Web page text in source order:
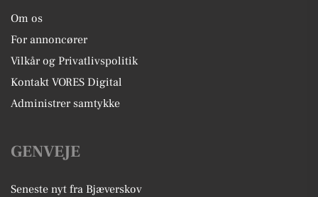
Om os
For annoncører
Vilkår og Privatlivspolitik
Kontakt VORES Digital
Administrer samtykke
GENVEJE
Seneste nyt fra Bjæverskov